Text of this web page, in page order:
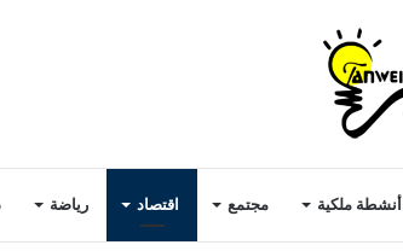
أنشطة ملكية مجتمع اقتصاد رياضة